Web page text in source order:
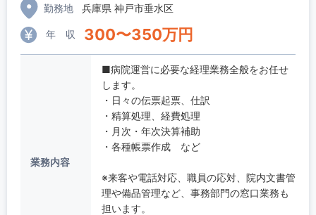
勤務地 兵庫県 神戸市垂水区
年 収 300〜350万円
業務内容
■病院運営に必要な経理業務全般をお任せ
します。
・日々の伝票起票、仕訳
・精算処理、経費処理
・月次・年次決算補助
・各種帳票作成 など
※来客や電話対応、職員の応対、院内文書管
理や備品管理など、事務部門の窓口業務も
担います。